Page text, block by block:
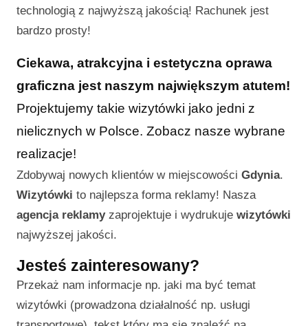
technologią z najwyższą jakością! Rachunek jest
bardzo prosty!
Ciekawa, atrakcyjna i estetyczna oprawa
graficzna jest naszym największym atutem!
Projektujemy takie wizytówki jako jedni z
nielicznych w Polsce. Zobacz nasze wybrane
realizacje!
Zdobywaj nowych klientów w miejscowości Gdynia.
Wizytówki to najlepsza forma reklamy! Nasza
agencja reklamyzaprojektuje i wydrukuje wizytówki
najwyższej jakości.
Jesteś zainteresowany?
Przekaż nam informacje np. jaki ma być temat
wizytówki (prowadzona działalność np. usługi